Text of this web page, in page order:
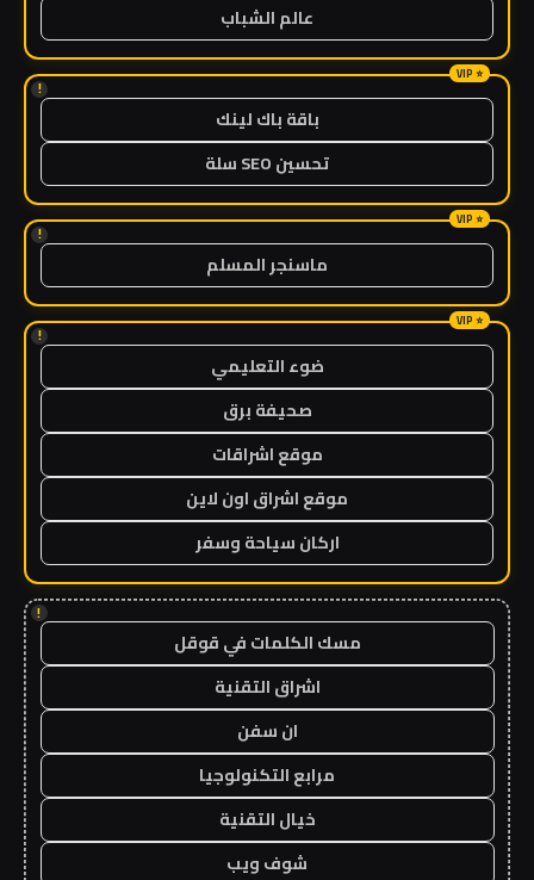
عالم الشباب
!
باقة باك لينك
تحسين SEO سلة
!
ماسنجر المسلم
!
ضوء التعليمي
صحيفة برق
موقع اشراقات
موقع اشراق اون لاين
اركان سياحة وسفر
!
مسك الكلمات في قوقل
اشراق التقنية
ان سفن
مرابع التكنولوجيا
خيال التقنية
شوف ويب